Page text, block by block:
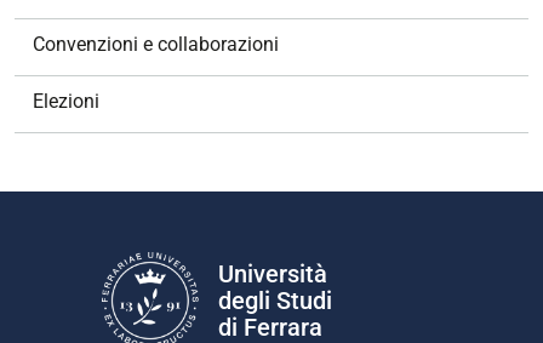
Convenzioni e collaborazioni
Elezioni
Università
degli Studi
di Ferrara